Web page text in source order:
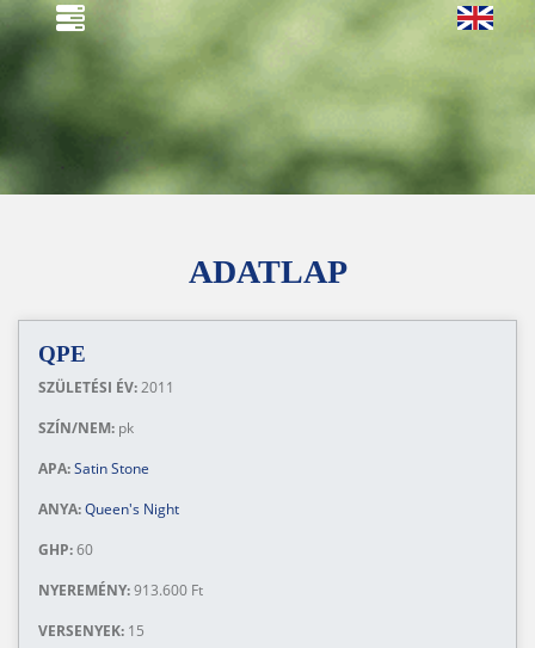
ADATLAP
QPE
SZÜLETÉSI ÉV:2011
SZÍN/NEM: pk
APA:Satin Stone
ANYA:Queen's Night
GHP:60
NYEREMÉNY:913.600 Ft
VERSENYEK: 15